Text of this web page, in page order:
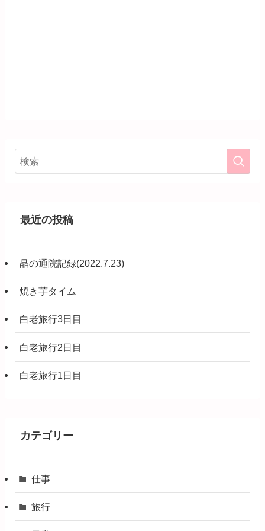
最近の投稿
晶の通院記録(2022.7.23)
焼き芋タイム
白老旅行3日目
白老旅行2日目
白老旅行1日目
カテゴリー
仕事
旅行